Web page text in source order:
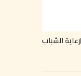
رعاية الشباب